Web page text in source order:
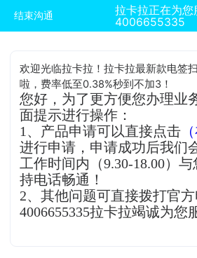
结束沟通
拉卡拉正在为您
4006655335
欢迎光临拉卡拉！拉卡拉最新款电签
啦，费率低至0.38%秒到不加3！
您好，为了更方便您办理业
面提示进行操作：
1、产品申请可以直接点击
进行申请，申请成功后我们
工作时间内（9.30-18.00）
持电话畅通！
2、其他问题可直接拨打官方
4006655335拉卡拉竭诚为您